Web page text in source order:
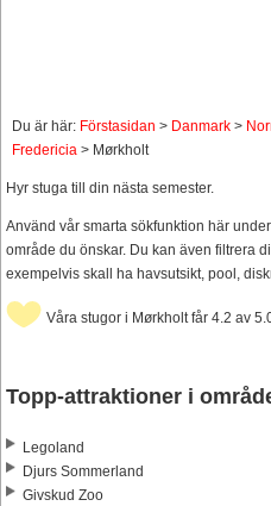
Du är här: Förstasidan > Danmark >
Fredericia > Mørkholt
Hyr stuga till din nästa semester.
Använd vår smarta sökfunktion här
område du önskar. Du kan även filtrera
exempelvis skall ha havsutsikt, pool,
Våra stugor i Mørkholt får 4.2 av
Topp-attraktioner i
Legoland
Djurs Sommerland
Givskud Zoo